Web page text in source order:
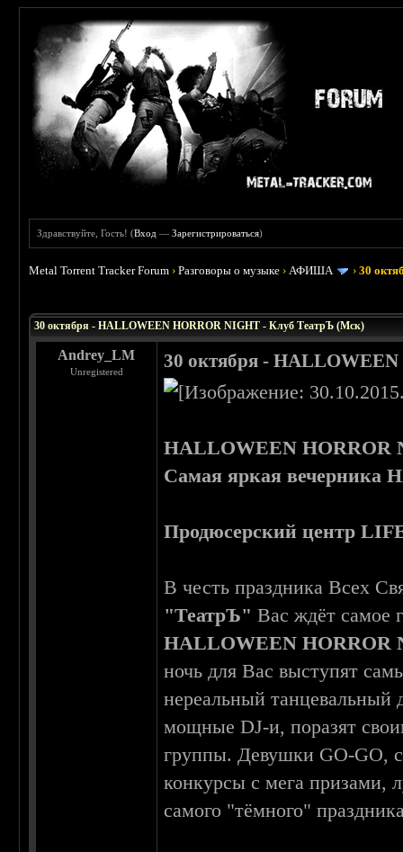
Здравствуйте, Гость! (Вход —Зарегистрироваться)
Metal Torrent Tracker Forum ›Разговоры о музыке ›АФИША ›30
30 октября - HALLOWEEN HORROR NIGHT - Клуб ТеатрЪ (Мск)
Andrey_LM
Unregistered
30 октября -
HALLOWEEN HORROR
Самая яркая вечерника
Продюсерский центр
В честь праздника Всех
"ТеатрЪ" Вас ждёт самое
HALLOWEEN
ночь для Вас выступят
нереальный танцевальный
мощные DJ-и, поразят
группы. Девушки GO-
конкурсы с мега призами,
самого "тёмного"